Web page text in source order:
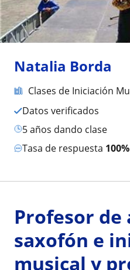
Natalia Borda
Clases de Iniciación
Datos verificados
5 años dando clase
Tasa de respuesta 100%
Profesor de
saxofón e
musical y